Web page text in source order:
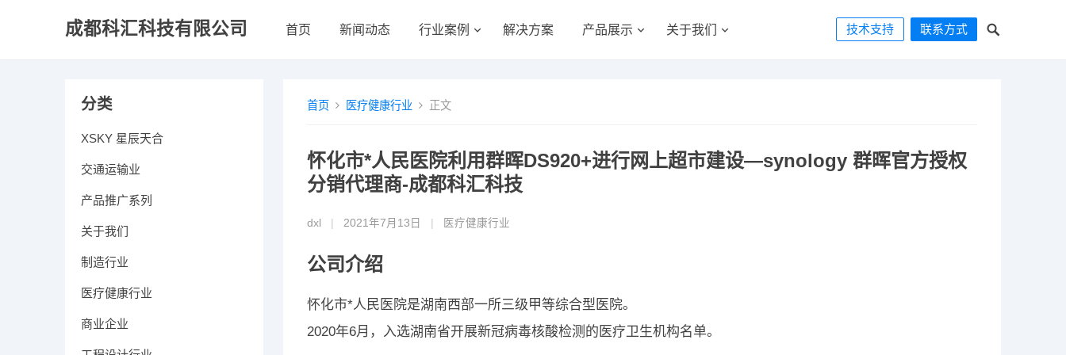
成都科汇科技有限公司 首页 新闻动态 行业案例 解决方案 产品展示 关于我们 技术支持 联系方式
首页 医疗健康行业 正文
怀化市*人民医院利用群晖DS920+进行网上超市建设—synology 群晖官方授权
分销代理商-成都科汇科技
dxl 2021年7月13日 医疗健康行业
公司介绍
怀化市*人民医院是湖南西部一所三级甲等综合型医院。
2020年6月，入选湖南省开展新冠病毒核酸检测的医疗卫生机构名单。
分类
XSKY 星辰天合
交通运输业
产品推广系列
关于我们
制造行业
医疗健康行业
商业企业